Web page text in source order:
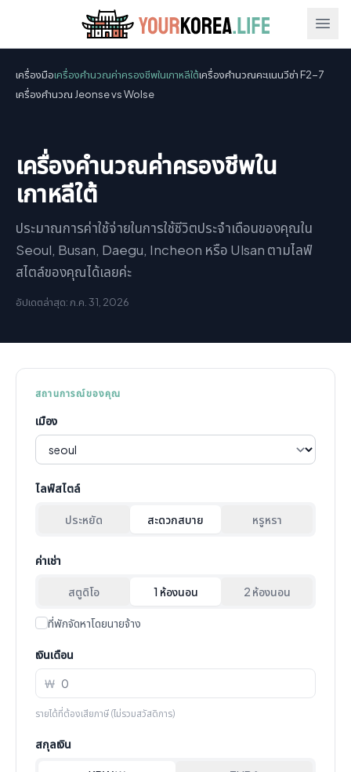
เครื่องมือเครื่องคำนวณค่าครองชีพในเกาหลีใต้เครื่องคำนวณคะแนนวีซ่า F2-7
เครื่องคำนวณ Jeonse vs Wolse
เครื่องคำนวณค่าครองชีพใน
เกาหลีใต้
ประมาณการค่าใช้จ่ายในการใช้ชีวิตประจำเดือนของคุณใน
Seoul, Busan, Daegu, Incheon หรือ Ulsan ตามไลฟ์
สไตล์ของคุณได้เลยค่ะ
อัปเดตล่าสุด: ก.ค. 31, 2026
สถานการณ์ของคุณ
เมือง
ไลฟ์สไตล์
ประหยัด สะดวกสบาย หรูหรา
ค่าเช่า
สตูดิโอ 1 ห้องนอน 2 ห้องนอน
ที่พักจัดหาโดยนายจ้าง
เงินเดือน
₩
รายได้ที่ต้องเสียภาษี (ไม่รวมสวัสดิการ)
สกุลเงิน